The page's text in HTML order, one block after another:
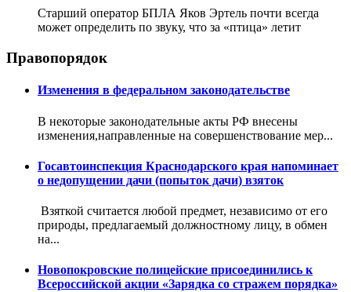
Старший оператор БПЛА Яков Эртель почти всегда
может определить по звуку, что за «птица» летит
Правопорядок
Изменения в федеральном законодательстве
В некоторые законодательные акты РФ внесены
изменения,направленные на совершенствование мер...
Госавтоинспекция Краснодарского края напоминает
о недопущении дачи (попыток дачи) взяток
Взяткой считается любой предмет, независимо от его
природы, предлагаемый должностному лицу, в обмен
на...
Новопокровские полицейские присоединились к
Всероссийской акции «Зарядка со стражем порядка»